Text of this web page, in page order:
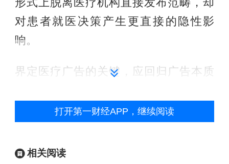
形式上脱离医疗机构直接发布范畴，却
对患者就医决策产生更直接的隐性影
响。
界定医疗广告的关键，应回归广告本质
此，其核心需包含三个要素：推介主
其中，是否吸引并影响患者决策是区分
打开第一财经APP，继续阅读
相关阅读